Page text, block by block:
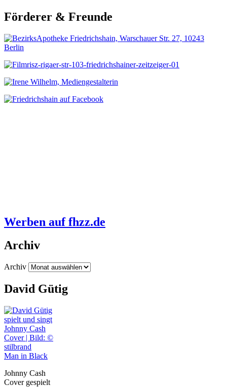
Förderer & Freunde
Werben auf fhzz.de
Archiv
Archiv
David Gütig
Man in Black
Johnny Cash
Cover gespielt